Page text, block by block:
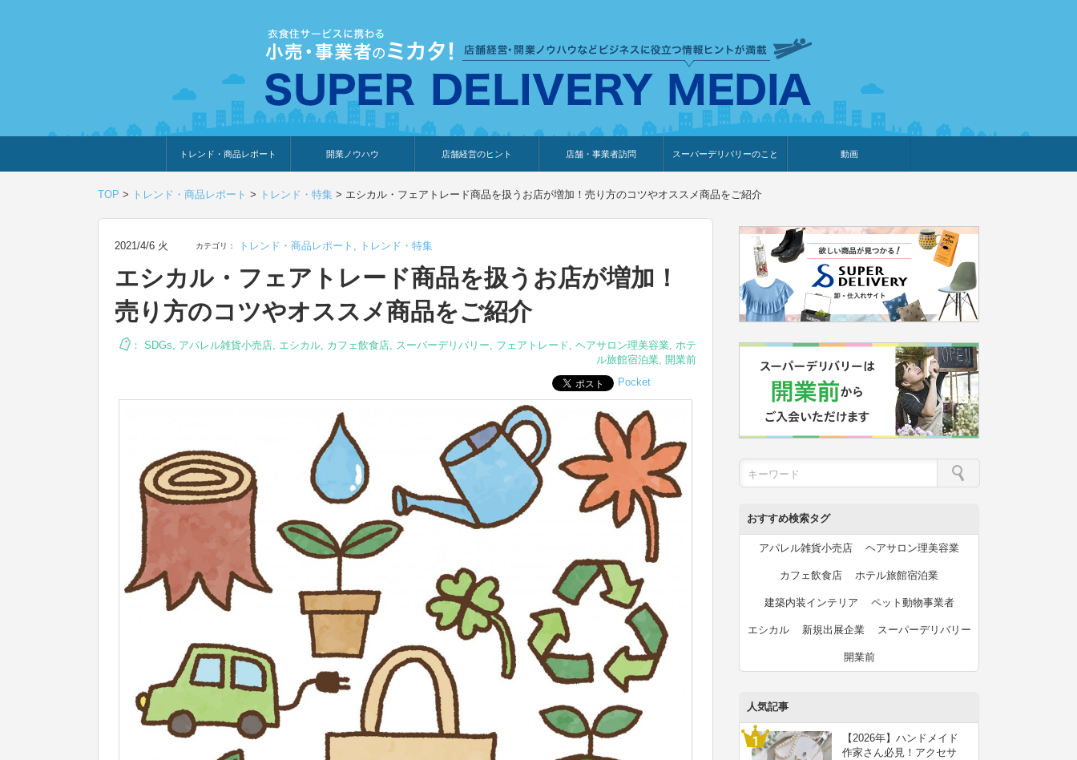
トレンド・商品レポート
トレンド・特集
人気ランキング
出展企業のおすすめ
商品体験・レビュー
暮らしの提案
開業ノウハウ
開業までの道のり
開業知識・情報
店舗経営のヒント
ウェブ集客・販売促進
仕入れ
展示会情報
接客・販売
知識情報
販促カレンダー
集客・販売促進
店舗・事業者訪問
アパレル店
カフェ・飲食店
ペットサロン
メーカー
他の業種
美容サロン
薬局
観光・ホテル旅館宿泊業
雑貨店
食料品店
スーパーデリバリーのこと
SD export
お知らせ
イベント・プレゼント企画
セミナー・調査レポート
体験型イベント・動画告知
外部メディア掲載
新規出展メーカー
動画
TOP > トレンド・商品レポート > トレンド・特集 > エシカル・フェアトレード商品を扱うお店が増加！売り方のコツやオススメ商品をご紹介
2021/4/6 火 カテゴリ： トレンド・商品レポート , トレンド・特集
エシカル・フェアトレード商品を扱うお店が増加！
売り方のコツやオススメ商品をご紹介
： SDGs, アパレル雑貨小売店, エシカル, カフェ飲食店, スーパーデリバリー, フェアトレード, ヘアサロン理美容業, ホテ
ル旅館宿泊業, 開業前
Pocket
おすすめ検索タグ
アパレル雑貨小売店 ヘアサロン理美容業
カフェ飲食店 ホテル旅館宿泊業
建築内装インテリア ペット動物事業者
エシカル 新規出展企業 スーパーデリバリー
開業前
人気記事
【2026年】ハンドメイド
作家さん必見！アクセサ